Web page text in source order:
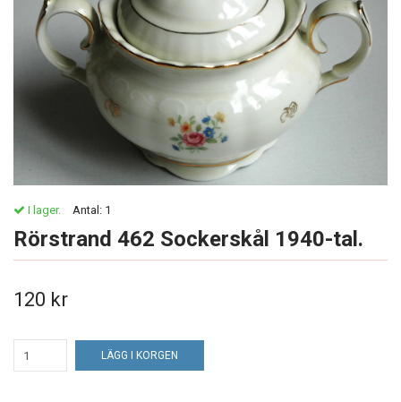
I lager. Antal: 1
Rörstrand 462 Sockerskål 1940-tal.
120 kr
LÄGG I KORGEN